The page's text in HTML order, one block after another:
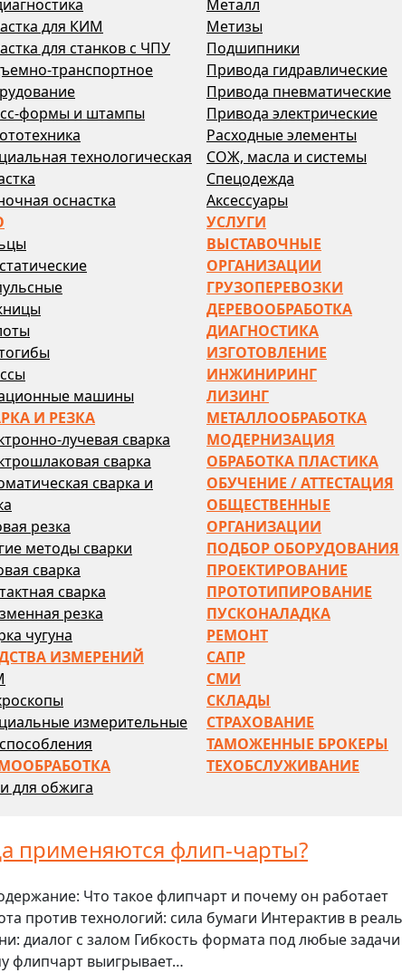
для КИМ
для станков с ЧПУ
транспортное
формы и штампы
технологическая
оснастка
машины
И РЕЗКА
лучевая сварка
сварка
сварка и
резка
методы сварки
сварка
сварка
резка
чугуна
ИЗМЕРЕНИЙ
измерительные
для обжига
Металл
Метизы
Подшипники
Привода гидравлические
Привода пневматические
Привода электрические
Расходные элементы
СОЖ, масла и системы
Спецодежда
Аксессуары
УСЛУГИ
ВЫСТАВОЧНЫЕ
ОРГАНИЗАЦИИ
ГРУЗОПЕРЕВОЗКИ
ДЕРЕВООБРАБОТКА
ДИАГНОСТИКА
ИЗГОТОВЛЕНИЕ
ИНЖИНИРИНГ
ЛИЗИНГ
МЕТАЛЛООБРАБОТКА
МОДЕРНИЗАЦИЯ
ОБРАБОТКА ПЛАСТИКА
ОБУЧЕНИЕ / АТТЕСТАЦИЯ
ОБЩЕСТВЕННЫЕ
ОРГАНИЗАЦИИ
ПОДБОР ОБОРУДОВАНИЯ
ПРОЕКТИРОВАНИЕ
ПРОТОТИПИРОВАНИЕ
ПУСКОНАЛАДКА
РЕМОНТ
САПР
СМИ
СКЛАДЫ
СТРАХОВАНИЕ
ТАМОЖЕННЫЕ БРОКЕРЫ
ТЕХОБСЛУЖИВАНИЕ
применяются флип-чарты?
Что такое флипчарт и почему он работает
против технологий: сила бумаги Интерактив в
диалог с залом Гибкость формата под любые задачи
флипчарт выигрывает…